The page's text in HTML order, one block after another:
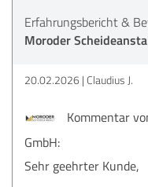
Erfahrungsbericht &
Moroder
20.02.2026 Claudius J.
Kommentar
GmbH:
Sehr geehrter Kunde,